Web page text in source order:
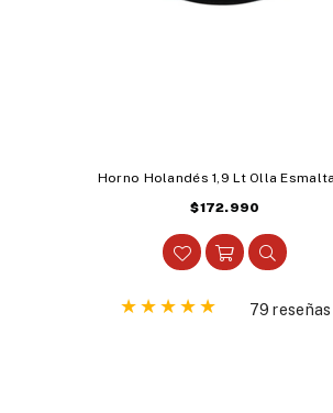
Horno Holandés 1,9 Lt Olla
Precio
$172.990
79 reseñas